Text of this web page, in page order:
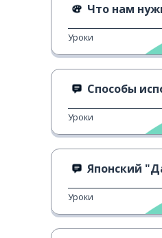
Что нам
Уроки
Способы
Уроки
Японский
Уроки